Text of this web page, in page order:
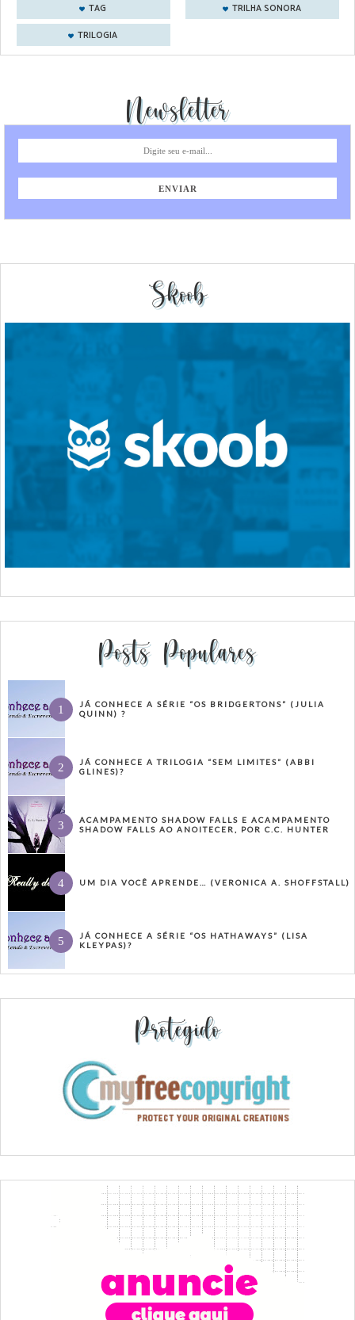
TAG
TRILHA SONORA
TRILOGIA
Newsletter
Skoob
Posts Populares
JÁ CONHECE A SÉRIE “OS BRIDGERTONS” (JULIA
QUINN) ?
JÁ CONHECE A TRILOGIA “SEM LIMITES” (ABBI
GLINES)?
ACAMPAMENTO SHADOW FALLS E ACAMPAMENTO
SHADOW FALLS AO ANOITECER, POR C.C. HUNTER
UM DIA VOCÊ APRENDE… (VERONICA A. SHOFFSTALL)
JÁ CONHECE A SÉRIE “OS HATHAWAYS” (LISA
KLEYPAS)?
Protegido